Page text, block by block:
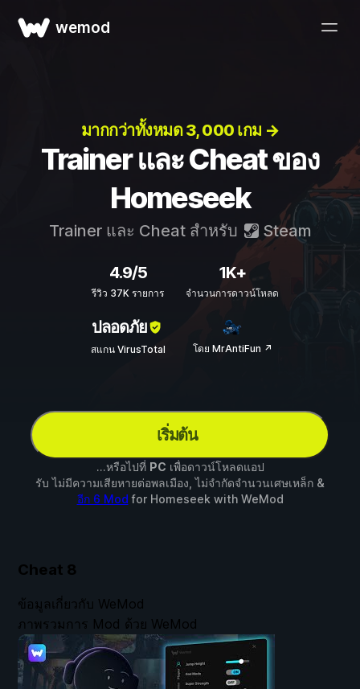
wemod
มากกว่าทั้งหมด 3, 000 เกม →
Trainer และ Cheat ของ
Homeseek
Trainer และ Cheat สำหรับ Steam
4.9/5
รีวิว 37K รายการ
1K+
จำนวนการดาวน์โหลด
ปลอดภัย
สแกน VirusTotal โดย MrAntiFun ↗
เริ่มต้น
...หรือไปที่ PC เพื่อดาวน์โหลดแอป
รับ ไม่มีความเสียหายต่อพลเมือง, ไม่จำกัดจำนวนเศษเหล็ก &
อีก 6 Mod for Homeseek with WeMod
Cheat 8
ข้อมูลเกี่ยวกับ WeMod
ภาพรวมการ Mod ด้วย WeMod